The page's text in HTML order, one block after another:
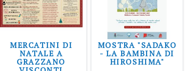
MERCATINI DI
NATALE A
GRAZZANO
MOSTRA "SADAKO
- LA BAMBINA DI
HIROSHIMA"